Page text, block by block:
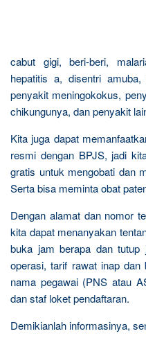
cabut gigi, beri-beri,
hepatitis a, disentri
penyakit meningokokus,
chikungunya, dan penyakit
Kita juga dapat
resmi dengan BPJS, jadi
gratis untuk mengobati dan
Serta bisa meminta obat
Dengan alamat dan nomor
kita dapat menanyakan
buka jam berapa dan tutup
operasi, tarif rawat inap
nama pegawai (PNS atau
dan staf loket pendaftaran.
Demikianlah informasinya,